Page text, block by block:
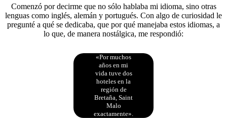
Comenzó por decirme que no sólo hablaba mi idioma, sino otras
lenguas como inglés, alemán y portugués. Con algo de curiosidad le
pregunté a qué se dedicaba, que por qué manejaba estos idiomas, a
lo que, de manera nostálgica, me respondió:
«Por muchos
años en mi
vida tuve dos
hoteles en la
región de
Bretaña, Saint
Malo
exactamente».